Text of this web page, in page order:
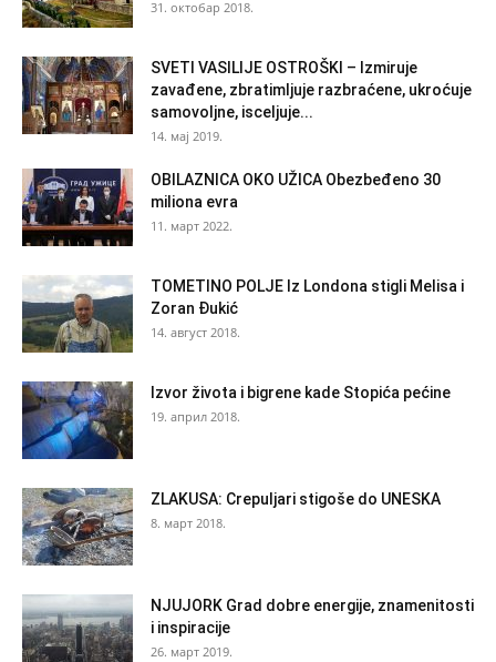
31. октобар 2018.
SVETI VASILIJE OSTROŠKI – Izmiruje
zavađene, zbratimljuje razbraćene, ukroćuje
samovoljne, isceljuje...
14. мај 2019.
OBILAZNICA OKO UŽICA Obezbeđeno 30
miliona evra
11. март 2022.
TOMETINO POLJE Iz Londona stigli Melisa i
Zoran Đukić
14. август 2018.
Izvor života i bigrene kade Stopića pećine
19. април 2018.
ZLAKUSA: Crepuljari stigoše do UNESKA
8. март 2018.
NJUJORK Grad dobre energije, znamenitosti
i inspiracije
26. март 2019.